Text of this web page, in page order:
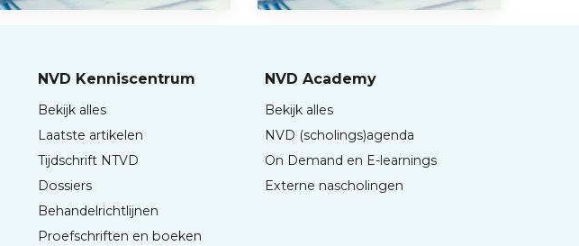
NVD Kenniscentrum
Bekijk alles
Laatste artikelen
Tijdschrift NTVD
Dossiers
Behandelrichtlijnen
Proefschriften en boeken
NVD Academy
Bekijk alles
NVD (scholings)agenda
On Demand en E-learnings
Externe nascholingen